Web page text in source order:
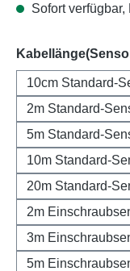
Sofort
10cm Standard-
2m Standard-
5m Standard-
10m Standard-
20m Standard-
2m
3m
5m